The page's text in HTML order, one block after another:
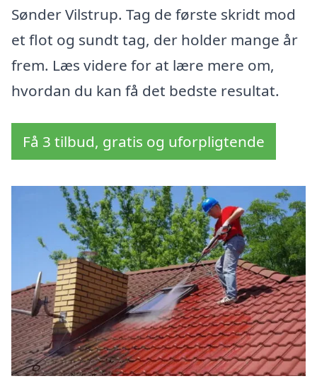
Sønder Vilstrup. Tag de første skridt mod
et flot og sundt tag, der holder mange år
frem. Læs videre for at lære mere om,
hvordan du kan få det bedste resultat.
Få 3 tilbud, gratis og uforpligtende